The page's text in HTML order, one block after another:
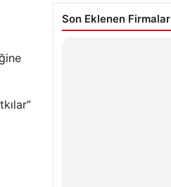
Son Eklenen Firmalar